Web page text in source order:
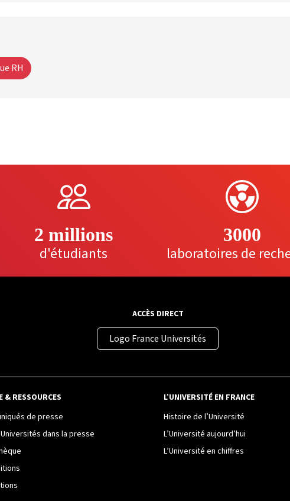
RH
2 millions
d'étudiants
3000
laboratoires de
ACCÈS DIRECT
Logo France Universités
& RESSOURCES
de presse
dans la presse
L’UNIVERSITÉ EN FRANCE
Histoire de l’Université
L’Université aujourd’hui
L’Université en chiffres